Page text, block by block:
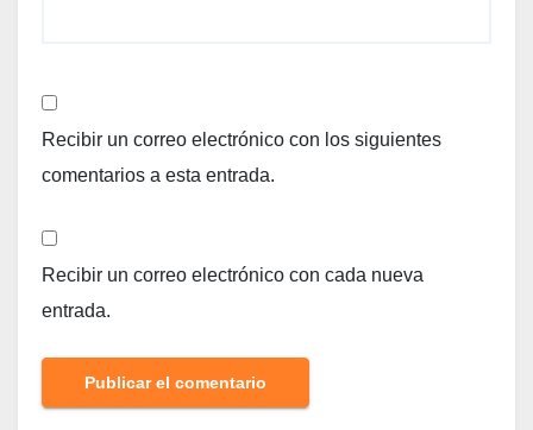
Recibir un correo electrónico con los siguientes
comentarios a esta entrada.
Recibir un correo electrónico con cada nueva
entrada.